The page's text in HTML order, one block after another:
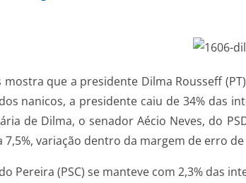
que a presidente Dilma Rousseff
nanicos, a presidente caiu de 34% das
de Dilma, o senador Aécio Neves, do
variação dentro da margem de erro
Pereira (PSC) se manteve com 2,3% das